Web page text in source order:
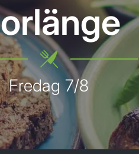
Fredag 7/8